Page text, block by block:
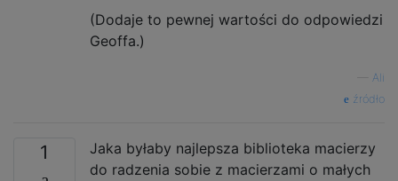
(Dodaje to pewnej wartości do odpowiedzi
Geoffa.)
Ali
źródło
1
Jaka byłaby najlepsza biblioteka macierzy
do radzenia sobie z macierzami o małych